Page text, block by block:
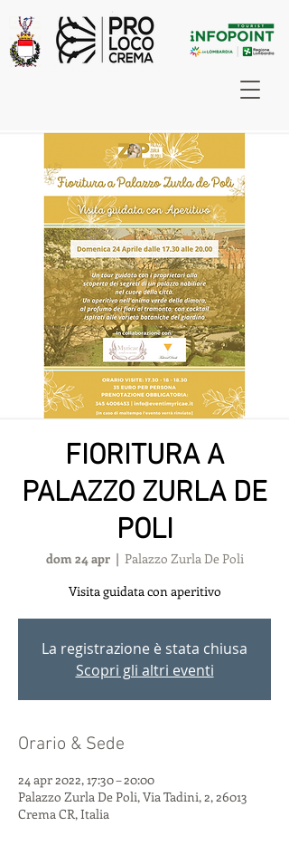
FIORITURA A
PALAZZO ZURLA DE
POLI
dom 24 apr
  |
Palazzo Zurla De Poli
Visita guidata con aperitivo
La registrazione è stata chiusa
Scopri gli altri eventi
Orario & Sede
24 apr 2022, 17:30 – 20:00
Palazzo Zurla De Poli, Via Tadini, 2, 26013
Crema CR, Italia